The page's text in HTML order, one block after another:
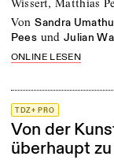
von Sandra
Pees und Julian
ONLINE LESEN
TDZ+ PRO
Von der
überhaupt